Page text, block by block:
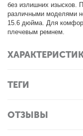
без излишних изысков.
различными моделями
15.6 дюйма. Для
плечевым ремнем.
ТЕГИ
ОТЗЫВЫ